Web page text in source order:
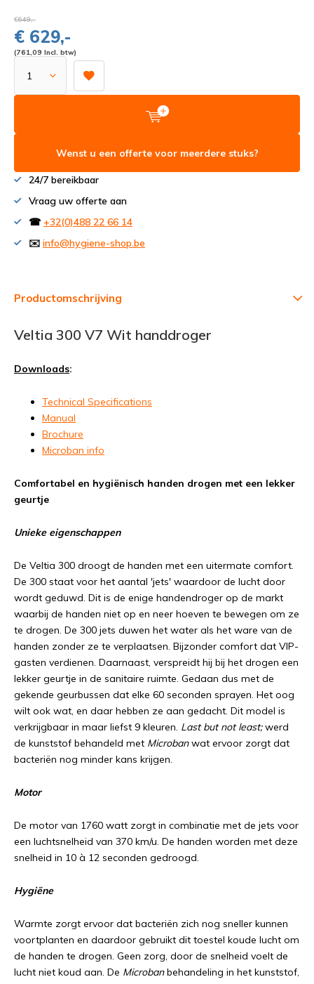
€649,-
€ 629,-
(761,09 Incl. btw)
Wenst u een offerte voor meerdere stuks?
24/7 bereikbaar
Vraag uw offerte aan
☎ +32(0)488 22 66 14
✉️ info@hygiene-shop.be
Productomschrijving
Veltia 300 V7 Wit handdroger
Downloads:
Technical Specifications
Manual
Brochure
Microban info
Comfortabel en hygiënisch handen drogen met een lekker
geurtje
Unieke eigenschappen
De Veltia 300 droogt de handen met een uitermate comfort.
De 300 staat voor het aantal 'jets' waardoor de lucht door
wordt geduwd. Dit is de enige handendroger op de markt
waarbij de handen niet op en neer hoeven te bewegen om ze
te drogen. De 300 jets duwen het water als het ware van de
handen zonder ze te verplaatsen. Bijzonder comfort dat VIP-
gasten verdienen. Daarnaast, verspreidt hij bij het drogen een
lekker geurtje in de sanitaire ruimte. Gedaan dus met de
gekende geurbussen dat elke 60 seconden sprayen. Het oog
wilt ook wat, en daar hebben ze aan gedacht. Dit model is
verkrijgbaar in maar liefst 9 kleuren. Last but not least;werd
de kunststof behandeld met Microbanwat ervoor zorgt dat
bacteriën nog minder kans krijgen.
Motor
De motor van 1760 watt zorgt in combinatie met de jets voor
een luchtsnelheid van 370 km/u. De handen worden met deze
snelheid in 10 à 12 seconden gedroogd.
Hygiëne
Warmte zorgt ervoor dat bacteriën zich nog sneller kunnen
voortplanten en daardoor gebruikt dit toestel koude lucht om
de handen te drogen. Geen zorg, door de snelheid voelt de
lucht niet koud aan. De Microbanbehandeling in het kunststof,